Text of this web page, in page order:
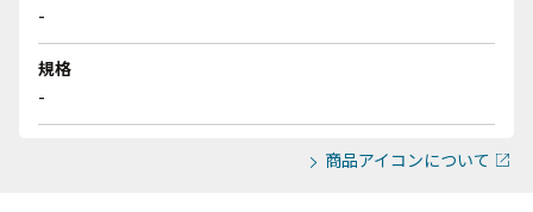
-
規格
-
商品アイコンについて